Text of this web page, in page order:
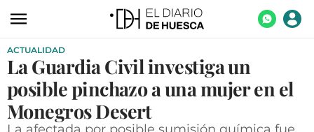
ACTUALIDAD
ECONOMÍA
TECNOLOGÍA
ACTUALIDAD
La Guardia Civil investiga un
posible pinchazo a una mujer en el
Monegros Desert